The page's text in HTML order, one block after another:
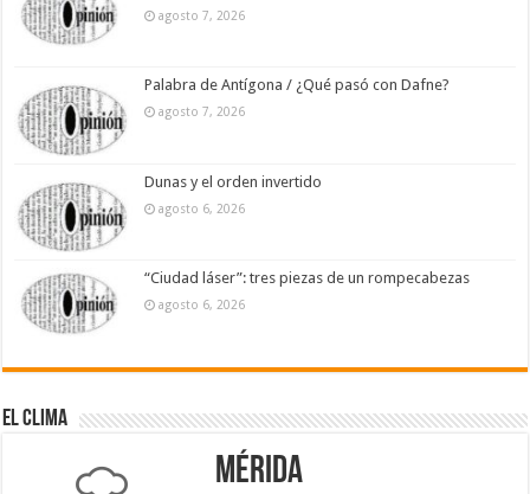
agosto 7, 2026
Palabra de Antígona / ¿Qué pasó con Dafne?
agosto 7, 2026
Dunas y el orden invertido
agosto 6, 2026
“Ciudad láser”: tres piezas de un rompecabezas
agosto 6, 2026
El Clima
Mérida